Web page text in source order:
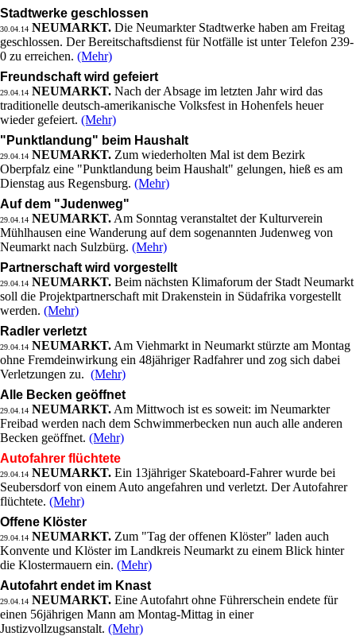
Stadtwerke geschlossen
30.04.14 NEUMARKT. Die Neumarkter Stadtwerke haben am Freitag
geschlossen. Der Bereitschaftsdienst für Notfälle ist unter Telefon 239-
0 zu erreichen. (Mehr)
Freundschaft wird gefeiert
29.04.14 NEUMARKT. Nach der Absage im letzten Jahr wird das
traditionelle deutsch-amerikanische Volksfest in Hohenfels heuer
wieder gefeiert. (Mehr)
"Punktlandung" beim Haushalt
29.04.14 NEUMARKT. Zum wiederholten Mal ist dem Bezirk
Oberpfalz eine "Punktlandung beim Haushalt" gelungen, hieß es am
Dienstag aus Regensburg. (Mehr)
Auf dem "Judenweg"
29.04.14 NEUMARKT. Am Sonntag veranstaltet der Kulturverein
Mühlhausen eine Wanderung auf dem sogenannten Judenweg von
Neumarkt nach Sulzbürg. (Mehr)
Partnerschaft wird vorgestellt
29.04.14 NEUMARKT. Beim nächsten Klimaforum der Stadt Neumarkt
soll die Projektpartnerschaft mit Drakenstein in Südafrika vorgestellt
werden. (Mehr)
Radler verletzt
29.04.14 NEUMARKT. Am Viehmarkt in Neumarkt stürzte am Montag
ohne Fremdeinwirkung ein 48jähriger Radfahrer und zog sich dabei
Verletzungen zu. (Mehr)
Alle Becken geöffnet
29.04.14 NEUMARKT. Am Mittwoch ist es soweit: im Neumarkter
Freibad werden nach dem Schwimmerbecken nun auch alle anderen
Becken geöffnet. (Mehr)
Autofahrer flüchtete
29.04.14 NEUMARKT. Ein 13jähriger Skateboard-Fahrer wurde bei
Seubersdorf von einem Auto angefahren und verletzt. Der Autofahrer
flüchtete. (Mehr)
Offene Klöster
29.04.14 NEUMARKT. Zum "Tag der offenen Klöster" laden auch
Konvente und Klöster im Landkreis Neumarkt zu einem Blick hinter
die Klostermauern ein. (Mehr)
Autofahrt endet im Knast
29.04.14 NEUMARKT. Eine Autofahrt ohne Führerschein endete für
einen 56jährigen Mann am Montag-Mittag in einer
Justizvollzugsanstalt. (Mehr)